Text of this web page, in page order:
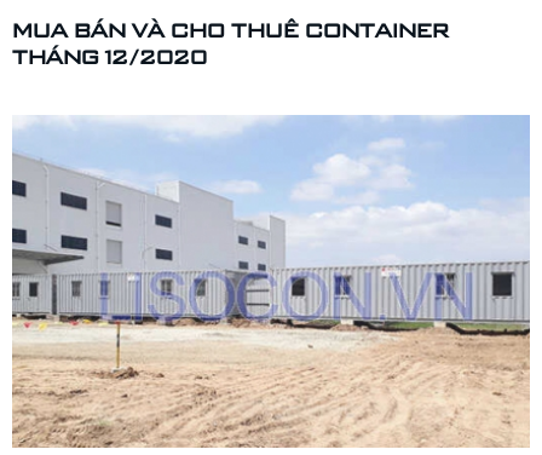
MUA BÁN VÀ CHO THUÊ CONTAINER
THÁNG 12/2020